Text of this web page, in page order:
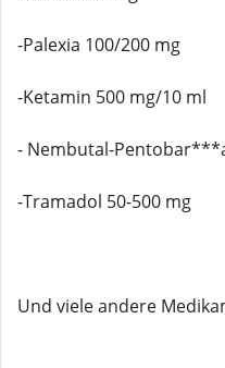
-Palexia 100/200 mg
-Ketamin 500 mg/10 ml
- Nembutal-
-Tramadol 50-500 mg
Und viele andere